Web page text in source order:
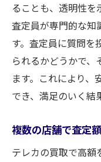
ることも、透明性を
査定員が専門的な知
す。査定員に質問を
られるかどうかで、
ます。これにより、
でき、満足のいく結
複数の店舗で査定
テレカの買取で高額